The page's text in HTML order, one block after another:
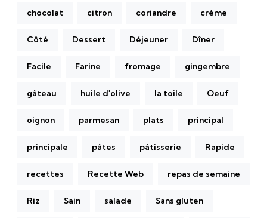
chocolat citron coriandre crème
Côté Dessert Déjeuner Dîner
Facile Farine fromage gingembre
gâteau huile d'olive la toile Oeuf
oignon parmesan plats principal
principale pâtes pâtisserie Rapide
recettes Recette Web repas de semaine
Riz Sain salade Sans gluten